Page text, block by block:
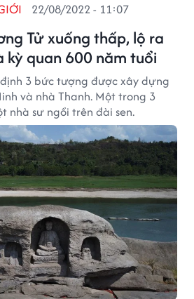
Tử xuống thấp, lộ ra
kỳ quan 600 năm tuổi
22/08/2022 - 11:07
3 bức tượng được xây dựng
và nhà Thanh. Một trong 3
nhà sư ngồi trên đài sen.